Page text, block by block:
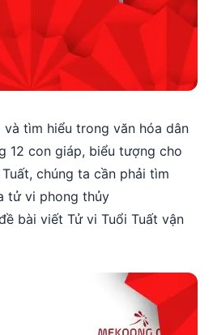
tìm hiểu trong văn hóa dân
12 con giáp, biểu tượng cho
chúng ta cần phải tìm
tử vi phong thủy
bài viết Tử vi Tuổi Tuất vận